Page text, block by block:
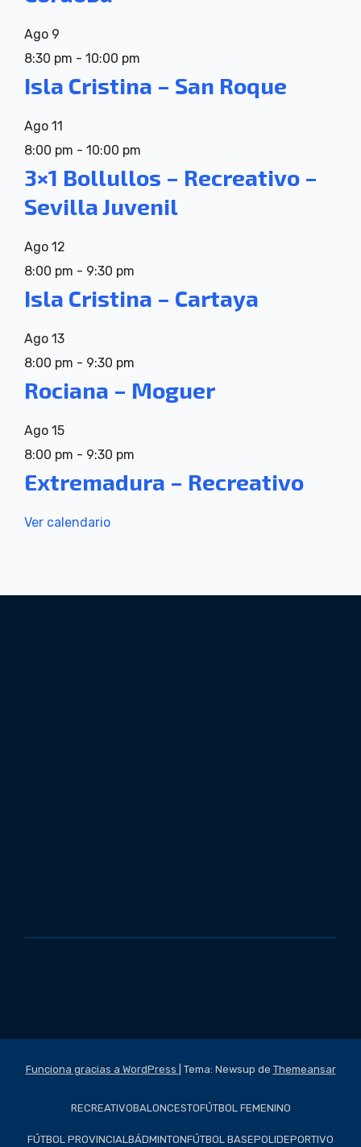
Ago 9
8:30 pm - 10:00 pm
Isla Cristina – San Roque
Ago 11
8:00 pm - 10:00 pm
3×1 Bollullos – Recreativo –
Sevilla Juvenil
Ago 12
8:00 pm - 9:30 pm
Isla Cristina – Cartaya
Ago 13
8:00 pm - 9:30 pm
Rociana – Moguer
Ago 15
8:00 pm - 9:30 pm
Extremadura – Recreativo
Ver calendario
Funciona gracias a WordPress Tema: Newsup de Themeansar
RECREATIVOBALONCESTOFÚTBOL FEMENINO
FÚTBOL PROVINCIALBÁDMINTONFÚTBOL BASEPOLIDEPORTIVO